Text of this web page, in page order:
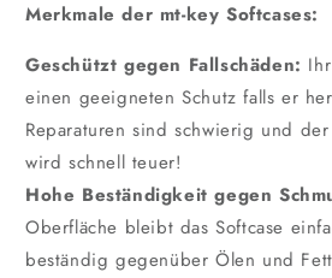
Merkmale der mt-key Softcases:
Geschützt gegen Fallschäden:
einen geeigneten Schutz falls er
Reparaturen sind schwierig und
wird schnell teuer!
Hohe Beständigkeit gegen
Oberfläche bleibt das Softcase
beständig gegenüber Ölen und